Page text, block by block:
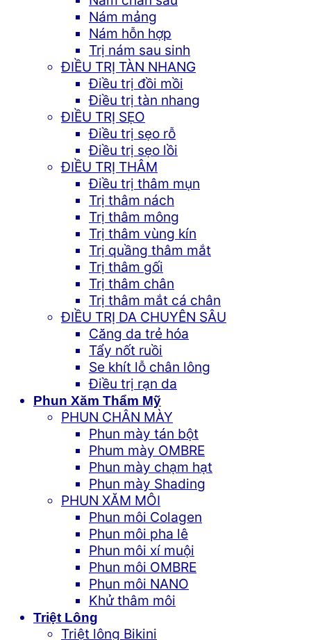
Nám mảng
Nám hỗn hợp
Trị nám sau sinh
ĐIỀU TRỊ TÀN NHANG
Điều trị đồi mồi
Điều trị tàn nhang
ĐIỀU TRỊ SẸO
Điều trị sẹo rỗ
Điều trị sẹo lồi
ĐIỀU TRỊ THÂM
Điều trị thâm mụn
Trị thâm nách
Trị thâm mông
Trị thâm vùng kín
Trị quầng thâm mắt
Trị thâm gối
Trị thâm chân
Trị thâm mắt cá chân
ĐIỀU TRỊ DA CHUYÊN SÂU
Căng da trẻ hóa
Tẩy nốt ruồi
Se khít lỗ chân lông
Điều trị rạn da
Phun Xăm Thẩm Mỹ
PHUN CHÂN MÀY
Phun mày tán bột
Phum mày OMBRE
Phun mày chạm hạt
Phun mày Shading
PHUN XĂM MÔI
Phun môi Colagen
Phun môi pha lê
Phun môi xí muội
Phun môi OMBRE
Phun môi NANO
Khử thâm môi
Triệt Lông
Triệt lông Bikini